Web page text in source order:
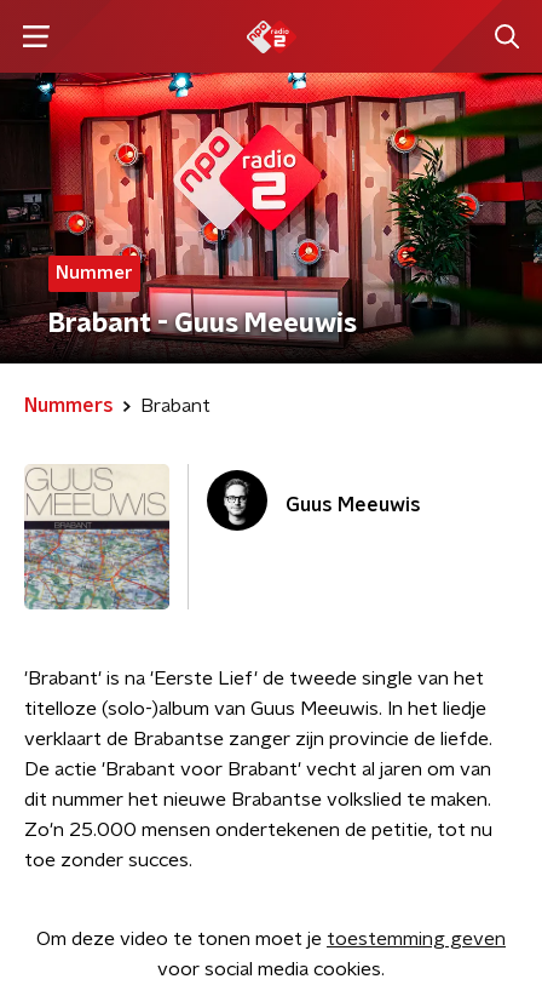
Nummer
Brabant - Guus Meeuwis
Nummers Brabant
Guus Meeuwis
'Brabant' is na 'Eerste Lief' de tweede single van het
titelloze (solo-)album van Guus Meeuwis. In het liedje
verklaart de Brabantse zanger zijn provincie de liefde.
De actie 'Brabant voor Brabant' vecht al jaren om van
dit nummer het nieuwe Brabantse volkslied te maken.
Zo'n 25.000 mensen ondertekenen de petitie, tot nu
toe zonder succes.
Om deze video te tonen moet je toestemming geven
voor social media cookies.